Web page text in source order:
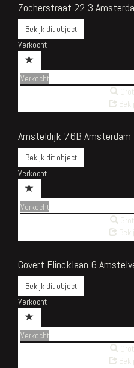
Zocherstraat 22-3
Bekijk dit object
Verkocht
Verkocht
Amsteldijk 76B Amsterdam
Bekijk dit object
Verkocht
Verkocht
Govert Flincklaan 6
Bekijk dit object
Verkocht
Verkocht